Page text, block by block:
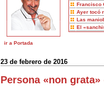
Francisco
Ayer tocó
Las
El
ir a Portada
23 de febrero de 2016
Persona «non